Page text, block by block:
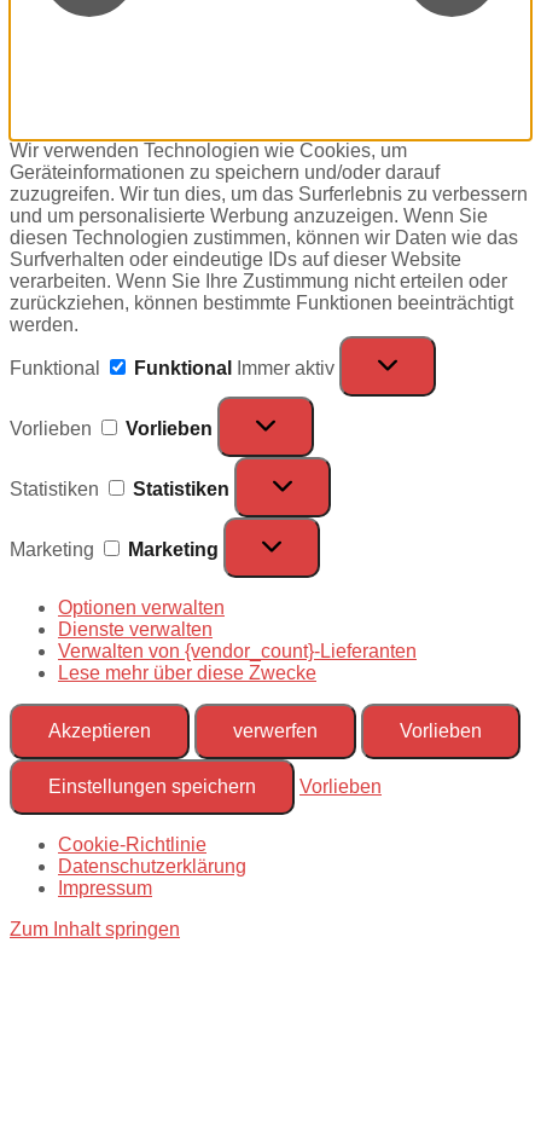
Wir verwenden Technologien wie Cookies, um
Geräteinformationen zu speichern und/oder darauf
zuzugreifen. Wir tun dies, um das Surferlebnis zu verbessern
und um personalisierte Werbung anzuzeigen. Wenn Sie
diesen Technologien zustimmen, können wir Daten wie das
Surfverhalten oder eindeutige IDs auf dieser Website
verarbeiten. Wenn Sie Ihre Zustimmung nicht erteilen oder
zurückziehen, können bestimmte Funktionen beeinträchtigt
werden.
Funktional Funktional Immer aktiv
Vorlieben Vorlieben
Statistiken Statistiken
Marketing Marketing
Optionen verwalten
Dienste verwalten
Verwalten von {vendor_count}-Lieferanten
Lese mehr über diese Zwecke
Akzeptieren verwerfen Vorlieben
Einstellungen speichern Vorlieben
Cookie-Richtlinie
Datenschutzerklärung
Impressum
Zum Inhalt springen